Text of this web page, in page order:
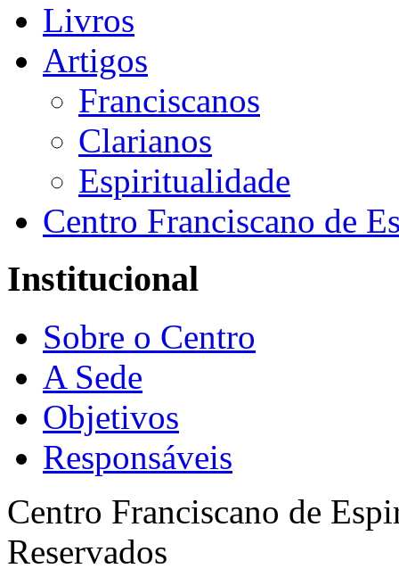
Livros
Artigos
Franciscanos
Clarianos
Espiritualidade
Centro Franciscano de
Institucional
Sobre o Centro
A Sede
Objetivos
Responsáveis
Centro Franciscano de
Reservados